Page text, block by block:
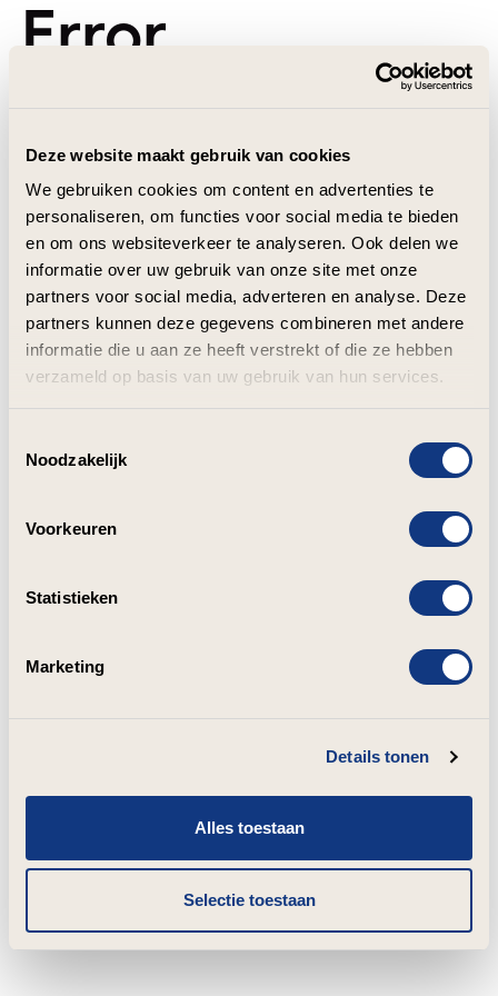
Deze website maakt gebruik van cookies
We gebruiken cookies om content en advertenties te
personaliseren, om functies voor social media te bieden
en om ons websiteverkeer te analyseren. Ook delen we
informatie over uw gebruik van onze site met onze
partners voor social media, adverteren en analyse. Deze
partners kunnen deze gegevens combineren met andere
informatie die u aan ze heeft verstrekt of die ze hebben
verzameld op basis van uw gebruik van hun services.
Noodzakelijk
Voorkeuren
Statistieken
Marketing
Details tonen
Alles toestaan
Selectie toestaan
Error